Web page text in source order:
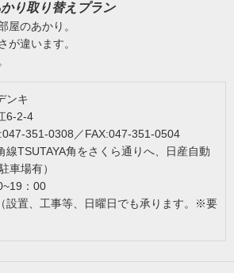
り取り替えプラン
屋のあかり。
が違います。
ンキ
6-2-4
351-0308／FAX:047-351-0504
TSUTAYA角をさくら通りへ、日産自動
車場有）
：00
設置、工事等、日曜日でも承ります。※要